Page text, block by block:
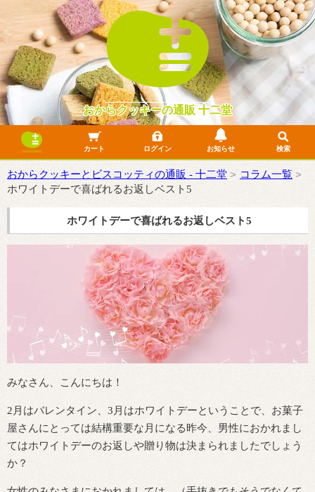
おからクッキーの通販 十二堂
カート ログイン お知らせ
よくあるご質問
10年目のリニューアル
詐欺サイトにご注意ください
フリマサイトでの無断転売について
LINE公式に関して
おからクッキーでふるさと納税できます！
検索
おからクッキー一覧
おからビスコッティ一覧
おからケーキ一覧
製菓材料一覧
SDGsフードレスキュー
おからクッキーとビスコッティの通販 - 十二堂
コラム一覧
ホワイトデーで喜ばれるお返しベスト5
ホワイトデーで喜ばれるお返しベスト5
みなさん、こんにちは！
2月はバレンタイン、3月はホワイトデーということで、お菓子
屋さんにとっては結構重要な月になる昨今、男性におかれまし
てはホワイトデーのお返しや贈り物は決まられましたでしょう
か？